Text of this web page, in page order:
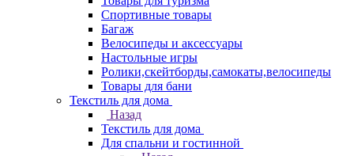
Спортивные товары
Багаж
Велосипеды и аксессуары
Настольные игры
Ролики,скейтборды,самокаты,велосипеды
Товары для бани
Текстиль для дома
Назад
Текстиль для дома
Для спальни и гостинной